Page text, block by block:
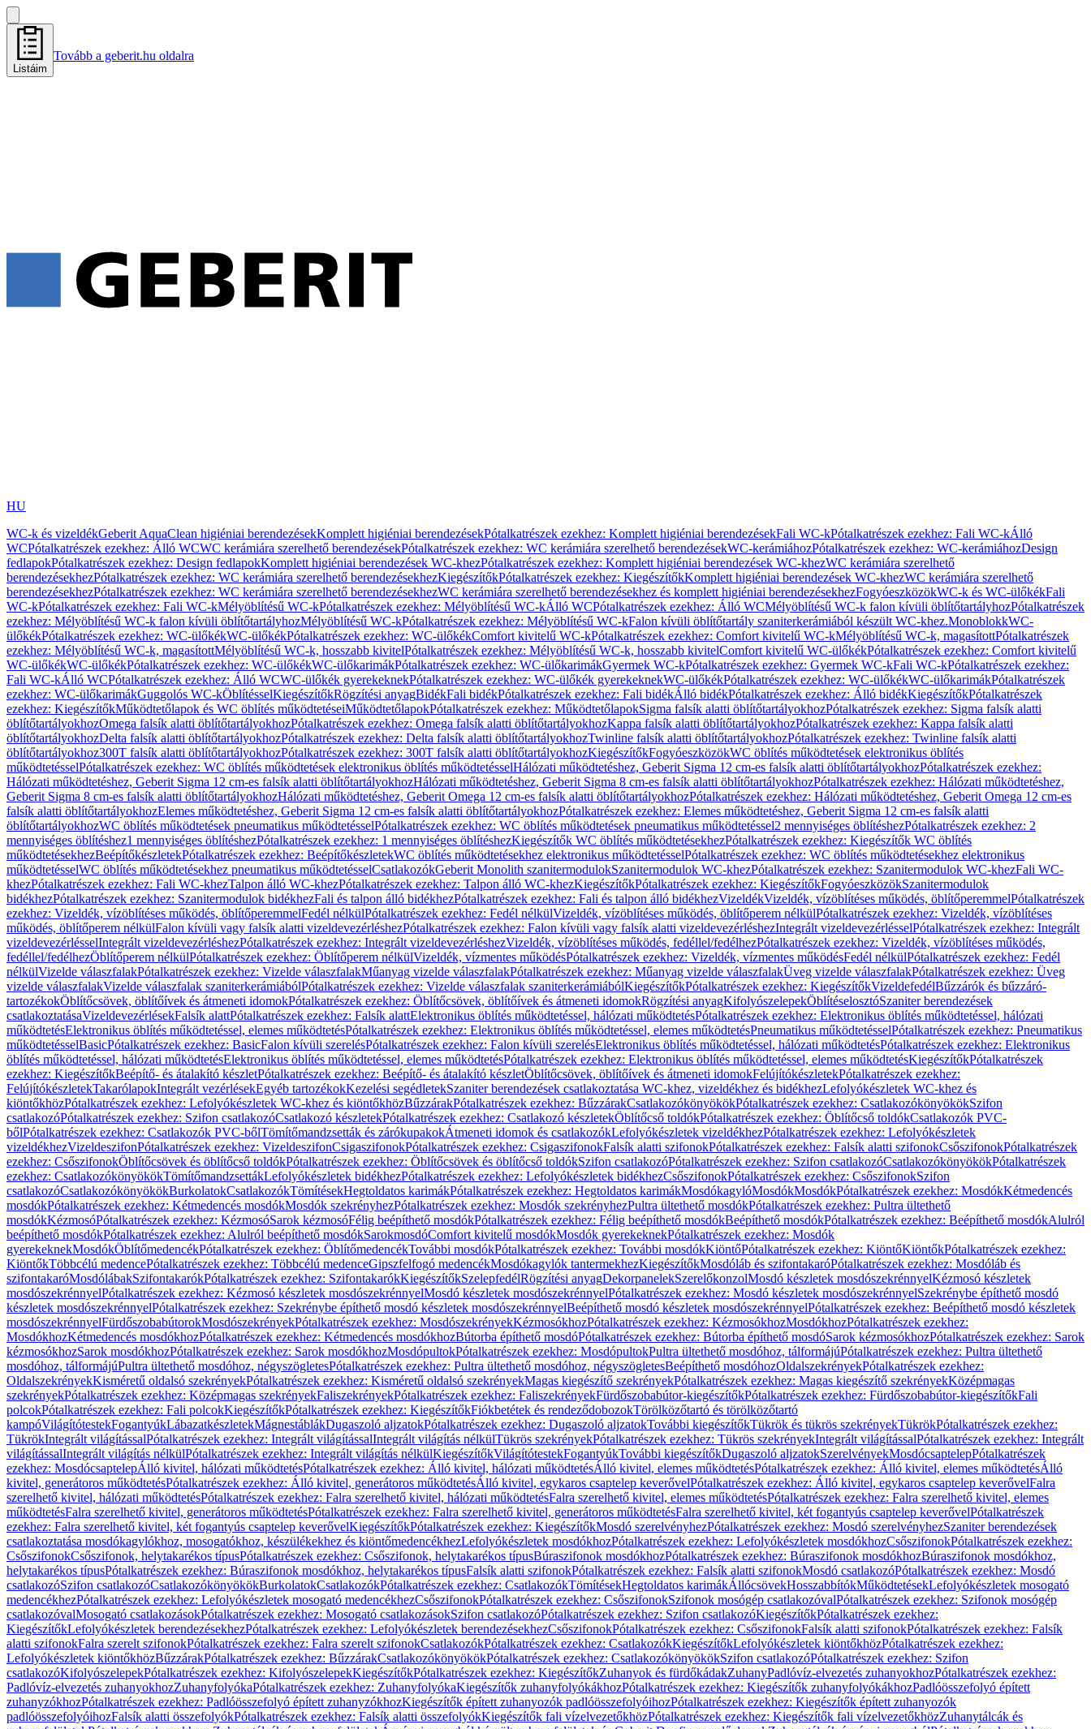
Listáim
Tovább a geberit.hu oldalra
HU
WC-k és vizeldékGeberit AquaClean higiéniai berendezésekKomplett higiéniai berendezésekPótalkatrészek ezekhez: Komplett higiéniai berendezésekFali WC-kPótalkatrészek ezekhez: Fali WC-kÁlló
WCPótalkatrészek ezekhez: Álló WCWC kerámiára szerelhető berendezésekPótalkatrészek ezekhez: WC kerámiára szerelhető berendezésekWC-kerámiáhozPótalkatrészek ezekhez: WC-kerámiáhozDesign
fedlapokPótalkatrészek ezekhez: Design fedlapokKomplett higiéniai berendezések WC-khezPótalkatrészek ezekhez: Komplett higiéniai berendezések WC-khezWC kerámiára szerelhető
berendezésekhezPótalkatrészek ezekhez: WC kerámiára szerelhető berendezésekhezKiegészítőkPótalkatrészek ezekhez: KiegészítőkKomplett higiéniai berendezések WC-khezWC kerámiára szerelhető
berendezésekhezPótalkatrészek ezekhez: WC kerámiára szerelhető berendezésekhezWC kerámiára szerelhető berendezésekhez és komplett higiéniai berendezésekhezFogyóeszközökWC-k és WC-ülőkékFali
WC-kPótalkatrészek ezekhez: Fali WC-kMélyöblítésű WC-kPótalkatrészek ezekhez: Mélyöblítésű WC-kÁlló WCPótalkatrészek ezekhez: Álló WCMélyöblítésű WC-k falon kívüli öblítőtartályhozPótalkatrészek
ezekhez: Mélyöblítésű WC-k falon kívüli öblítőtartályhozMélyöblítésű WC-kPótalkatrészek ezekhez: Mélyöblítésű WC-kFalon kívüli öblítőtartály szaniterkerámiából készült WC-khez.MonoblokkWC-
ülőkékPótalkatrészek ezekhez: WC-ülőkékWC-ülőkékPótalkatrészek ezekhez: WC-ülőkékComfort kivitelű WC-kPótalkatrészek ezekhez: Comfort kivitelű WC-kMélyöblítésű WC-k, magasítottPótalkatrészek
ezekhez: Mélyöblítésű WC-k, magasítottMélyöblítésű WC-k, hosszabb kivitelPótalkatrészek ezekhez: Mélyöblítésű WC-k, hosszabb kivitelComfort kivitelű WC-ülőkékPótalkatrészek ezekhez: Comfort kivitelű
WC-ülőkékWC-ülőkékPótalkatrészek ezekhez: WC-ülőkékWC-ülőkarimákPótalkatrészek ezekhez: WC-ülőkarimákGyermek WC-kPótalkatrészek ezekhez: Gyermek WC-kFali WC-kPótalkatrészek ezekhez:
Fali WC-kÁlló WCPótalkatrészek ezekhez: Álló WCWC-ülőkék gyerekeknekPótalkatrészek ezekhez: WC-ülőkék gyerekeknekWC-ülőkékPótalkatrészek ezekhez: WC-ülőkékWC-ülőkarimákPótalkatrészek
ezekhez: WC-ülőkarimákGuggolós WC-kÖblítésselKiegészítőkRögzítési anyagBidékFali bidékPótalkatrészek ezekhez: Fali bidékÁlló bidékPótalkatrészek ezekhez: Álló bidékKiegészítőkPótalkatrészek
ezekhez: KiegészítőkMűködtetőlapok és WC öblítés működtetéseiMűködtetőlapokPótalkatrészek ezekhez: MűködtetőlapokSigma falsík alatti öblítőtartályokhozPótalkatrészek ezekhez: Sigma falsík alatti
öblítőtartályokhozOmega falsík alatti öblítőtartályokhozPótalkatrészek ezekhez: Omega falsík alatti öblítőtartályokhozKappa falsík alatti öblítőtartályokhozPótalkatrészek ezekhez: Kappa falsík alatti
öblítőtartályokhozDelta falsík alatti öblítőtartályokhozPótalkatrészek ezekhez: Delta falsík alatti öblítőtartályokhozTwinline falsík alatti öblítőtartályokhozPótalkatrészek ezekhez: Twinline falsík alatti
öblítőtartályokhoz300T falsík alatti öblítőtartályokhozPótalkatrészek ezekhez: 300T falsík alatti öblítőtartályokhozKiegészítőkFogyóeszközökWC öblítés működtetések elektronikus öblítés
működtetésselPótalkatrészek ezekhez: WC öblítés működtetések elektronikus öblítés működtetésselHálózati működtetéshez, Geberit Sigma 12 cm-es falsík alatti öblítőtartályokhozPótalkatrészek ezekhez:
Hálózati működtetéshez, Geberit Sigma 12 cm-es falsík alatti öblítőtartályokhozHálózati működtetéshez, Geberit Sigma 8 cm-es falsík alatti öblítőtartályokhozPótalkatrészek ezekhez: Hálózati működtetéshez,
Geberit Sigma 8 cm-es falsík alatti öblítőtartályokhozHálózati működtetéshez, Geberit Omega 12 cm-es falsík alatti öblítőtartályokhozPótalkatrészek ezekhez: Hálózati működtetéshez, Geberit Omega 12 cm-es
falsík alatti öblítőtartályokhozElemes működtetéshez, Geberit Sigma 12 cm-es falsík alatti öblítőtartályokhozPótalkatrészek ezekhez: Elemes működtetéshez, Geberit Sigma 12 cm-es falsík alatti
öblítőtartályokhozWC öblítés működtetések pneumatikus működtetésselPótalkatrészek ezekhez: WC öblítés működtetések pneumatikus működtetéssel2 mennyiséges öblítéshezPótalkatrészek ezekhez: 2
mennyiséges öblítéshez1 mennyiséges öblítéshezPótalkatrészek ezekhez: 1 mennyiséges öblítéshezKiegészítők WC öblítés működtetésekhezPótalkatrészek ezekhez: Kiegészítők WC öblítés
működtetésekhezBeépítőkészletekPótalkatrészek ezekhez: BeépítőkészletekWC öblítés működtetésekhez elektronikus működtetésselPótalkatrészek ezekhez: WC öblítés működtetésekhez elektronikus
működtetésselWC öblítés működtetésekhez pneumatikus működtetésselCsatlakozókGeberit Monolith szanitermodulokSzanitermodulok WC-khezPótalkatrészek ezekhez: Szanitermodulok WC-khezFali WC-
khezPótalkatrészek ezekhez: Fali WC-khezTalpon álló WC-khezPótalkatrészek ezekhez: Talpon álló WC-khezKiegészítőkPótalkatrészek ezekhez: KiegészítőkFogyóeszközökSzanitermodulok
bidékhezPótalkatrészek ezekhez: Szanitermodulok bidékhezFali és talpon álló bidékhezPótalkatrészek ezekhez: Fali és talpon álló bidékhezVizeldékVizeldék, vízöblítéses működés, öblítőperemmelPótalkatrészek
ezekhez: Vizeldék, vízöblítéses működés, öblítőperemmelFedél nélkülPótalkatrészek ezekhez: Fedél nélkülVizeldék, vízöblítéses működés, öblítőperem nélkülPótalkatrészek ezekhez: Vizeldék, vízöblítéses
működés, öblítőperem nélkülFalon kívüli vagy falsík alatti vizeldevezérléshezPótalkatrészek ezekhez: Falon kívüli vagy falsík alatti vizeldevezérléshezIntegrált vizeldevezérlésselPótalkatrészek ezekhez: Integrált
vizeldevezérlésselIntegrált vizeldevezérléshezPótalkatrészek ezekhez: Integrált vizeldevezérléshezVizeldék, vízöblítéses működés, fedéllel/fedélhezPótalkatrészek ezekhez: Vizeldék, vízöblítéses működés,
fedéllel/fedélhezÖblítőperem nélkülPótalkatrészek ezekhez: Öblítőperem nélkülVizeldék, vízmentes működésPótalkatrészek ezekhez: Vizeldék, vízmentes működésFedél nélkülPótalkatrészek ezekhez: Fedél
nélkülVizelde válaszfalakPótalkatrészek ezekhez: Vizelde válaszfalakMűanyag vizelde válaszfalakPótalkatrészek ezekhez: Műanyag vizelde válaszfalakÜveg vizelde válaszfalakPótalkatrészek ezekhez: Üveg
vizelde válaszfalakVizelde válaszfalak szaniterkerámiábólPótalkatrészek ezekhez: Vizelde válaszfalak szaniterkerámiábólKiegészítőkPótalkatrészek ezekhez: KiegészítőkVizeldefedélBűzzárók és bűzzáró-
tartozékokÖblítőcsövek, öblítőívek és átmeneti idomokPótalkatrészek ezekhez: Öblítőcsövek, öblítőívek és átmeneti idomokRögzítési anyagKifolyószelepekÖblítéselosztóSzaniter berendezések
csatlakoztatásaVizeldevezérlésekFalsík alattPótalkatrészek ezekhez: Falsík alattElektronikus öblítés működtetéssel, hálózati működtetésPótalkatrészek ezekhez: Elektronikus öblítés működtetéssel, hálózati
működtetésElektronikus öblítés működtetéssel, elemes működtetésPótalkatrészek ezekhez: Elektronikus öblítés működtetéssel, elemes működtetésPneumatikus működtetésselPótalkatrészek ezekhez: Pneumatikus
működtetésselBasicPótalkatrészek ezekhez: BasicFalon kívüli szerelésPótalkatrészek ezekhez: Falon kívüli szerelésElektronikus öblítés működtetéssel, hálózati működtetésPótalkatrészek ezekhez: Elektronikus
öblítés működtetéssel, hálózati működtetésElektronikus öblítés működtetéssel, elemes működtetésPótalkatrészek ezekhez: Elektronikus öblítés működtetéssel, elemes működtetésKiegészítőkPótalkatrészek
ezekhez: KiegészítőkBeépítő- és átalakító készletPótalkatrészek ezekhez: Beépítő- és átalakító készletÖblítőcsövek, öblítőívek és átmeneti idomokFelújítókészletekPótalkatrészek ezekhez:
FelújítókészletekTakarólapokIntegrált vezérlésekEgyéb tartozékokKezelési segédletekSzaniter berendezések csatlakoztatása WC-khez, vizeldékhez és bidékhezLefolyókészletek WC-khez és
kiöntőkhözPótalkatrészek ezekhez: Lefolyókészletek WC-khez és kiöntőkhözBűzzárakPótalkatrészek ezekhez: BűzzárakCsatlakozókönyökökPótalkatrészek ezekhez: CsatlakozókönyökökSzifon
csatlakozóPótalkatrészek ezekhez: Szifon csatlakozóCsatlakozó készletekPótalkatrészek ezekhez: Csatlakozó készletekÖblítőcső toldókPótalkatrészek ezekhez: Öblítőcső toldókCsatlakozók PVC-
bőlPótalkatrészek ezekhez: Csatlakozók PVC-bőlTömítőmandzsetták és zárókupakokÁtmeneti idomok és csatlakozókLefolyókészletek vizeldékhezPótalkatrészek ezekhez: Lefolyókészletek
vizeldékhezVizeldeszifonPótalkatrészek ezekhez: VizeldeszifonCsigaszifonokPótalkatrészek ezekhez: CsigaszifonokFalsík alatti szifonokPótalkatrészek ezekhez: Falsík alatti szifonokCsőszifonokPótalkatrészek
ezekhez: CsőszifonokÖblítőcsövek és öblítőcső toldókPótalkatrészek ezekhez: Öblítőcsövek és öblítőcső toldókSzifon csatlakozóPótalkatrészek ezekhez: Szifon csatlakozóCsatlakozókönyökökPótalkatrészek
ezekhez: CsatlakozókönyökökTömítőmandzsettákLefolyókészletek bidékhezPótalkatrészek ezekhez: Lefolyókészletek bidékhezCsőszifonokPótalkatrészek ezekhez: CsőszifonokSzifon
csatlakozóCsatlakozókönyökökBurkolatokCsatlakozókTömítésekHegtoldatos karimákPótalkatrészek ezekhez: Hegtoldatos karimákMosdókagylóMosdókMosdókPótalkatrészek ezekhez: MosdókKétmedencés
mosdókPótalkatrészek ezekhez: Kétmedencés mosdókMosdók szekrényhezPótalkatrészek ezekhez: Mosdók szekrényhezPultra ültethető mosdókPótalkatrészek ezekhez: Pultra ültethető
mosdókKézmosóPótalkatrészek ezekhez: KézmosóSarok kézmosóFélig beépíthető mosdókPótalkatrészek ezekhez: Félig beépíthető mosdókBeépíthető mosdókPótalkatrészek ezekhez: Beépíthető mosdókAlulról
beépíthető mosdókPótalkatrészek ezekhez: Alulról beépíthető mosdókSarokmosdóComfort kivitelű mosdókMosdók gyerekeknekPótalkatrészek ezekhez: Mosdók
gyerekeknekMosdókÖblítőmedencékPótalkatrészek ezekhez: ÖblítőmedencékTovábbi mosdókPótalkatrészek ezekhez: További mosdókKiöntőPótalkatrészek ezekhez: KiöntőKiöntőkPótalkatrészek ezekhez:
KiöntőkTöbbcélú medencePótalkatrészek ezekhez: Többcélú medenceGipszfelfogó medencékMosdókagylók tantermekhezKiegészítőkMosdóláb és szifontakaróPótalkatrészek ezekhez: Mosdóláb és
szifontakaróMosdólábakSzifontakarókPótalkatrészek ezekhez: SzifontakarókKiegészítőkSzelepfedélRögzítési anyagDekorpanelekSzerelőkonzolMosdó készletek mosdószekrénnyelKézmosó készletek
mosdószekrénnyelPótalkatrészek ezekhez: Kézmosó készletek mosdószekrénnyelMosdó készletek mosdószekrénnyelPótalkatrészek ezekhez: Mosdó készletek mosdószekrénnyelSzekrénybe építhető mosdó
készletek mosdószekrénnyelPótalkatrészek ezekhez: Szekrénybe építhető mosdó készletek mosdószekrénnyelBeépíthető mosdó készletek mosdószekrénnyelPótalkatrészek ezekhez: Beépíthető mosdó készletek
mosdószekrénnyelFürdőszobabútorokMosdószekrényekPótalkatrészek ezekhez: MosdószekrényekKézmosókhozPótalkatrészek ezekhez: KézmosókhozMosdókhozPótalkatrészek ezekhez:
MosdókhozKétmedencés mosdókhozPótalkatrészek ezekhez: Kétmedencés mosdókhozBútorba építhető mosdóPótalkatrészek ezekhez: Bútorba építhető mosdóSarok kézmosókhozPótalkatrészek ezekhez: Sarok
kézmosókhozSarok mosdókhozPótalkatrészek ezekhez: Sarok mosdókhozMosdópultokPótalkatrészek ezekhez: MosdópultokPultra ültethető mosdóhoz, tálformájúPótalkatrészek ezekhez: Pultra ültethető
mosdóhoz, tálformájúPultra ültethető mosdóhoz, négyszögletesPótalkatrészek ezekhez: Pultra ültethető mosdóhoz, négyszögletesBeépíthető mosdóhozOldalszekrényekPótalkatrészek ezekhez:
OldalszekrényekKisméretű oldalsó szekrényekPótalkatrészek ezekhez: Kisméretű oldalsó szekrényekMagas kiegészítő szekrényekPótalkatrészek ezekhez: Magas kiegészítő szekrényekKözépmagas
szekrényekPótalkatrészek ezekhez: Középmagas szekrényekFaliszekrényekPótalkatrészek ezekhez: FaliszekrényekFürdőszobabútor-kiegészítőkPótalkatrészek ezekhez: Fürdőszobabútor-kiegészítőkFali
polcokPótalkatrészek ezekhez: Fali polcokKiegészítőkPótalkatrészek ezekhez: KiegészítőkFiókbetétek és rendeződobozokTörölközőtartó és törölközőtartó
kampóVilágítótestekFogantyúkLábazatkészletekMágnestáblákDugaszoló aljzatokPótalkatrészek ezekhez: Dugaszoló aljzatokTovábbi kiegészítőkTükrök és tükrös szekrényekTükrökPótalkatrészek ezekhez:
TükrökIntegrált világítássalPótalkatrészek ezekhez: Integrált világítássalIntegrált világítás nélkülTükrös szekrényekPótalkatrészek ezekhez: Tükrös szekrényekIntegrált világítássalPótalkatrészek ezekhez: Integrált
világítássalIntegrált világítás nélkülPótalkatrészek ezekhez: Integrált világítás nélkülKiegészítőkVilágítótestekFogantyúkTovábbi kiegészítőkDugaszoló aljzatokSzerelvényekMosdócsaptelepPótalkatrészek
ezekhez: MosdócsaptelepÁlló kivitel, hálózati működtetésPótalkatrészek ezekhez: Álló kivitel, hálózati működtetésÁlló kivitel, elemes működtetésPótalkatrészek ezekhez: Álló kivitel, elemes működtetésÁlló
kivitel, generátoros működtetésPótalkatrészek ezekhez: Álló kivitel, generátoros működtetésÁlló kivitel, egykaros csaptelep keverővelPótalkatrészek ezekhez: Álló kivitel, egykaros csaptelep keverővelFalra
szerelhető kivitel, hálózati működtetésPótalkatrészek ezekhez: Falra szerelhető kivitel, hálózati működtetésFalra szerelhető kivitel, elemes működtetésPótalkatrészek ezekhez: Falra szerelhető kivitel, elemes
működtetésFalra szerelhető kivitel, generátoros működtetésPótalkatrészek ezekhez: Falra szerelhető kivitel, generátoros működtetésFalra szerelhető kivitel, két fogantyús csaptelep keverővelPótalkatrészek
ezekhez: Falra szerelhető kivitel, két fogantyús csaptelep keverővelKiegészítőkPótalkatrészek ezekhez: KiegészítőkMosdó szerelvényhezPótalkatrészek ezekhez: Mosdó szerelvényhezSzaniter berendezések
csatlakoztatása mosdókagylókhoz, mosogatókhoz, készülékekhez és kiöntőmedencékhezLefolyókészletek mosdókhozPótalkatrészek ezekhez: Lefolyókészletek mosdókhozCsőszifonokPótalkatrészek ezekhez:
CsőszifonokCsőszifonok, helytakarékos típusPótalkatrészek ezekhez: Csőszifonok, helytakarékos típusBúraszifonok mosdókhozPótalkatrészek ezekhez: Búraszifonok mosdókhozBúraszifonok mosdókhoz,
helytakarékos típusPótalkatrészek ezekhez: Búraszifonok mosdókhoz, helytakarékos típusFalsík alatti szifonokPótalkatrészek ezekhez: Falsík alatti szifonokMosdó csatlakozóPótalkatrészek ezekhez: Mosdó
csatlakozóSzifon csatlakozóCsatlakozókönyökökBurkolatokCsatlakozókPótalkatrészek ezekhez: CsatlakozókTömítésekHegtoldatos karimákÁllócsövekHosszabbítókMűködtetésekLefolyókészletek mosogató
medencékhezPótalkatrészek ezekhez: Lefolyókészletek mosogató medencékhezCsőszifonokPótalkatrészek ezekhez: CsőszifonokSzifonok mosógép csatlakozóvalPótalkatrészek ezekhez: Szifonok mosógép
csatlakozóvalMosogató csatlakozásokPótalkatrészek ezekhez: Mosogató csatlakozásokSzifon csatlakozóPótalkatrészek ezekhez: Szifon csatlakozóKiegészítőkPótalkatrészek ezekhez:
KiegészítőkLefolyókészletek berendezésekhezPótalkatrészek ezekhez: Lefolyókészletek berendezésekhezCsőszifonokPótalkatrészek ezekhez: CsőszifonokFalsík alatti szifonokPótalkatrészek ezekhez: Falsík
alatti szifonokFalra szerelt szifonokPótalkatrészek ezekhez: Falra szerelt szifonokCsatlakozókPótalkatrészek ezekhez: CsatlakozókKiegészítőkLefolyókészletek kiöntőkhözPótalkatrészek ezekhez:
Lefolyókészletek kiöntőkhözBűzzárakPótalkatrészek ezekhez: BűzzárakCsatlakozókönyökökPótalkatrészek ezekhez: CsatlakozókönyökökSzifon csatlakozóPótalkatrészek ezekhez: Szifon
csatlakozóKifolyószelepekPótalkatrészek ezekhez: KifolyószelepekKiegészítőkPótalkatrészek ezekhez: KiegészítőkZuhanyok és fürdőkádakZuhanyPadlóvíz-elvezetés zuhanyokhozPótalkatrészek ezekhez:
Padlóvíz-elvezetés zuhanyokhozZuhanyfolyókaPótalkatrészek ezekhez: ZuhanyfolyókaKiegészítők zuhanyfolyókákhozPótalkatrészek ezekhez: Kiegészítők zuhanyfolyókákhozPadlóösszefolyó épített
zuhanyzókhozPótalkatrészek ezekhez: Padlóösszefolyó épített zuhanyzókhozKiegészítők épített zuhanyozók padlóösszefolyóihozPótalkatrészek ezekhez: Kiegészítők épített zuhanyozók
padlóösszefolyóihozFalsík alatti összefolyókPótalkatrészek ezekhez: Falsík alatti összefolyókKiegészítők fali vízelvezetőkhözPótalkatrészek ezekhez: Kiegészítők fali vízelvezetőkhözZuhanytálcák és